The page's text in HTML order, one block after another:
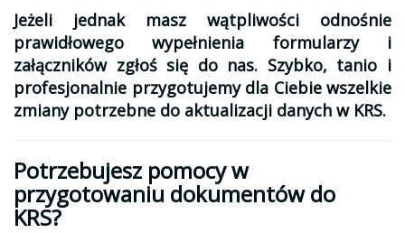
Jeżeli jednak masz wątpliwości odnośnie
prawidłowego wypełnienia formularzy i
załączników zgłoś się do nas. Szybko, tanio i
profesjonalnie przygotujemy dla Ciebie wszelkie
zmiany potrzebne do aktualizacji danych w KRS.
Potrzebujesz pomocy w
przygotowaniu dokumentów do
KRS?